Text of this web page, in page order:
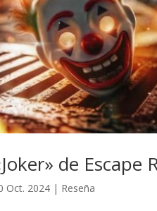
de Escape
Oct. 2024 | Reseña